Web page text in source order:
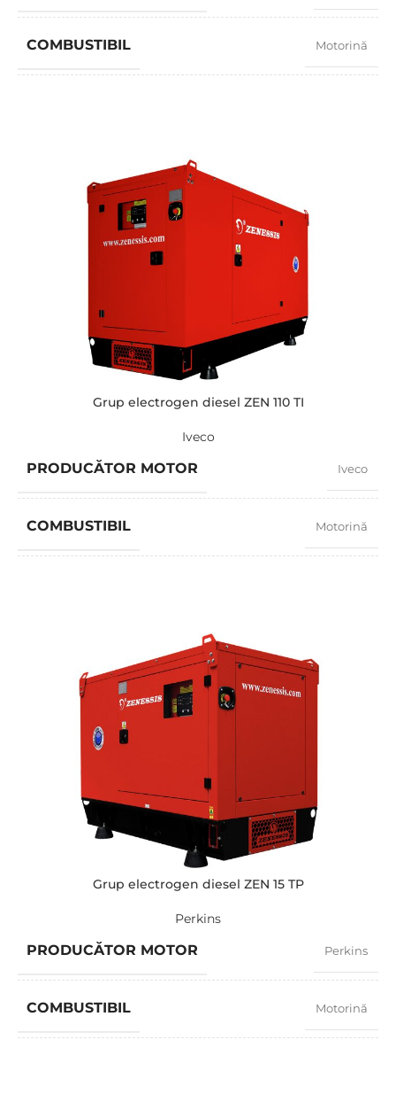
COMBUSTIBIL Motorină
AMPERAJ
PUTERE (KVA)
Grup electrogen diesel ZEN 110 TI
Iveco
PRODUCĂTOR MOTOR Iveco
COMBUSTIBIL Motorină
AMPERAJ
TENSIUNE STANDARD
PUTERE (KVA)
Grup electrogen diesel ZEN 15 TP
Perkins
PRODUCĂTOR MOTOR Perkins
COMBUSTIBIL Motorină